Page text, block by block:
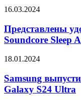
M6
Представлены
наушники
для
сна
Sleep
16.03.2024
Представлены
Soundcore Sleep
Samsung
флагманский
смартфон
Galaxy
18.01.2024
Samsung
Galaxy S24 Ultra